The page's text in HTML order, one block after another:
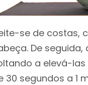
se de costas,
De
a elevá-las
30 segundos a 1